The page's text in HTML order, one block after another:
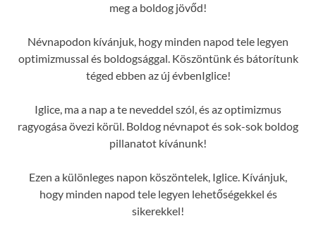
meg a boldog jövőd!
Névnapodon kívánjuk, hogy minden napod tele legyen
optimizmussal és boldogsággal. Köszöntünk és bátorítunk
téged ebben az új évbenIglice!
Iglice, ma a nap a te neveddel szól, és az optimizmus
ragyogása övezi körül. Boldog névnapot és sok-sok boldog
pillanatot kívánunk!
Ezen a különleges napon köszöntelek, Iglice. Kívánjuk,
hogy minden napod tele legyen lehetőségekkel és
sikerekkel!